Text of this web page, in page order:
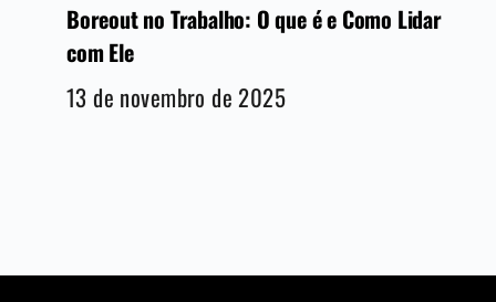
Boreout no Trabalho: O que é e Como Lidar
com Ele
13 de novembro de 2025